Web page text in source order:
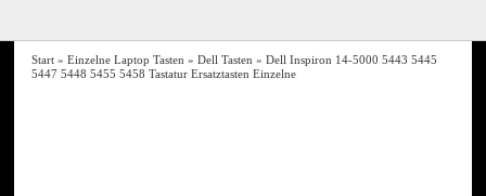
Start »Einzelne Laptop Tasten »Dell Tasten » Dell Inspiron 14-5000 5443 5445
5447 5448 5455 5458 Tastatur Ersatztasten Einzelne